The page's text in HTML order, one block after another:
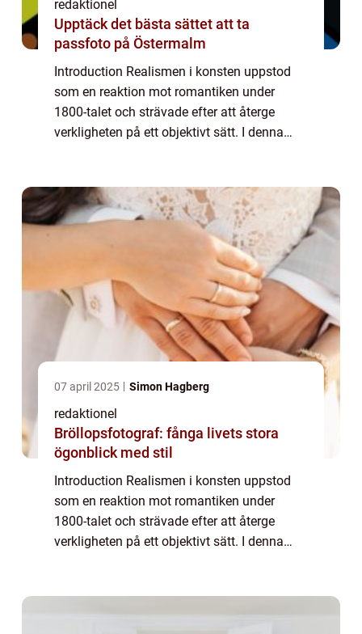
redaktionel
Upptäck det bästa sättet att ta
passfoto på Östermalm
Introduction Realismen i konsten uppstod
som en reaktion mot romantiken under
1800-talet och strävade efter att återge
verkligheten på ett objektivt sätt. I denna
07 april 2025 Simon Hagberg
redaktionel
Bröllopsfotograf: fånga livets stora
ögonblick med stil
Introduction Realismen i konsten uppstod
som en reaktion mot romantiken under
1800-talet och strävade efter att återge
verkligheten på ett objektivt sätt. I denna